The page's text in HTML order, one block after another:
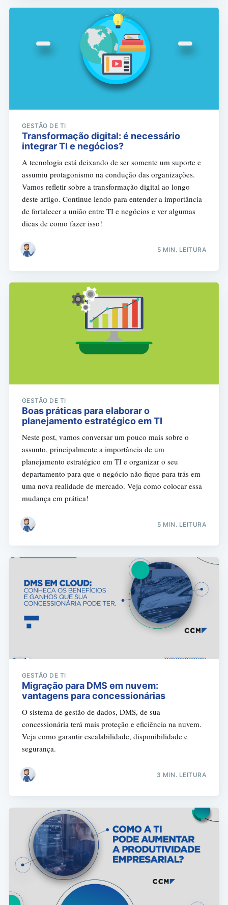
GESTÃO DE TI
Transformação digital: é necessário
integrar TI e negócios?
A tecnologia está deixando de ser somente um suporte e
assumiu protagonismo na condução das organizações.
Vamos refletir sobre a transformação digital ao longo
deste artigo. Continue lendo para entender a importância
de fortalecer a união entre TI e negócios e ver algumas
dicas de como fazer isso!
5 MIN. LEITURA
GESTÃO DE TI
Boas práticas para elaborar o
planejamento estratégico em TI
Neste post, vamos conversar um pouco mais sobre o
assunto, principalmente a importância de um
planejamento estratégico em TI e organizar o seu
departamento para que o negócio não fique para trás em
uma nova realidade de mercado. Veja como colocar essa
mudança em prática!
5 MIN. LEITURA
GESTÃO DE TI
Migração para DMS em nuvem:
vantagens para concessionárias
O sistema de gestão de dados, DMS, de sua
concessionária terá mais proteção e eficiência na nuvem.
Veja como garantir escalabilidade, disponibilidade e
segurança.
3 MIN. LEITURA